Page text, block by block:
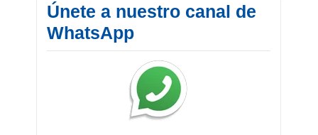
Únete a nuestro canal de
WhatsApp